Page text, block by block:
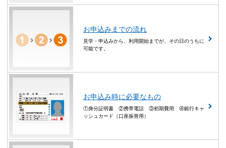
お申込みまでの流れ
見学・申込みから、利用開始までが、その日のうちに
可能です。
お申込み時に必要なもの
①身分証明書 ②携帯電話 ③初期費用 ④銀行キャ
ッシュカード（口座振替用）